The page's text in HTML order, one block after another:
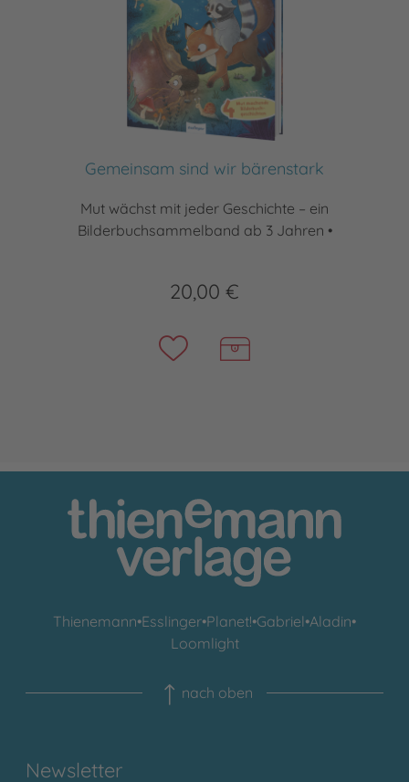
Gemeinsam sind wir bärenstark
Mut wächst mit jeder Geschichte – ein
Bilderbuchsammelband ab 3 Jahren •
20,00 €
Thienemann•Esslinger•Planet!•Gabriel•Aladin•
Loomlight
nach oben
Newsletter